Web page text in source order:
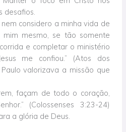
desafios.
considero a minha vida de
mesmo, se tão somente
e completar o ministério
me confiou.” (Atos dos
valorizava a missão que
façam de todo o coração,
(Colossenses 3:23-24)
a glória de Deus.